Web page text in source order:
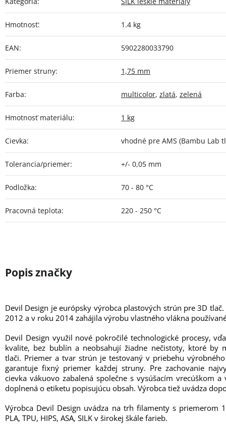
Hmotnosť: 1.4 kg
EAN: 5902280033790
Priemer struny: 1,75 mm
Farba: multicolor, zlatá, zelená
Hmotnosť materiálu: 1 kg
Cievka: vhodné pre AMS (Bambu Lab
Tolerancia/priemer: +/- 0,05 mm
Podložka: 70 - 80 °C
Pracovná teplota: 220 - 250 °C
Devil Design je európsky výrobca plastových strún pre 3D
2012 a v roku 2014 zahájila výrobu vlastného vlákna
Devil Design využil nové pokročilé technologické procesy,
kvalite, bez bublín a neobsahují žiadne nečistoty, ktoré by
tlači. Priemer a tvar strún je testovaný v priebehu
garantuje fixný priemer každej struny. Pre zachovanie
cievka vákuovo zabalená společne s vysúšacím vrecúškom
doplnená o etiketu popisujúcu obsah. Výrobca tiež uvádza
Výrobca Devil Design uvádza na trh filamenty s priemerom
PLA, TPU, HIPS, ASA, SILK v širokej škále farieb.